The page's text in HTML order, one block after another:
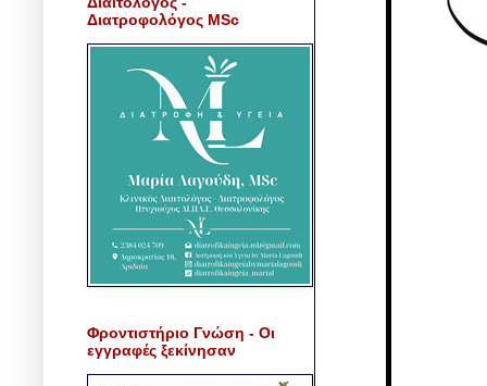
Διατροφολόγος MSc
Φροντιστήριο Γνώση - Οι
εγγραφές ξεκίνησαν